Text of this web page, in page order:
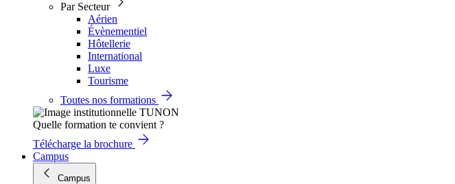
Par Secteur
Aérien
Évènementiel
Hôtellerie
International
Luxe
Tourisme
Toutes nos formations
Quelle formation te convient ?
Télécharge la brochure
Campus
Campus